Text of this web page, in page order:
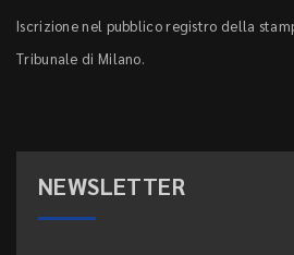
Iscrizione nel pubblico registro della
Tribunale di Milano.
NEWSLETTER